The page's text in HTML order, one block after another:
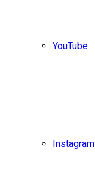
YouTube
Instagram